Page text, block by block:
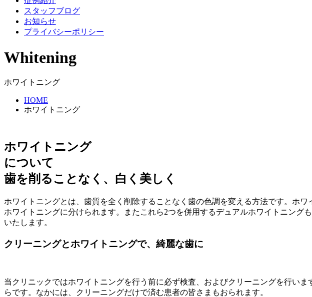
スタッフブログ
お知らせ
プライバシーポリシー
Whitening
ホワイトニング
HOME
ホワイトニング
ホワイトニング
について
歯を削ることなく、白く美しく
ホワイトニングとは、歯質を全く削除することなく歯の色調を変える方法です。ホ
ホワイトニングに分けられます。またこれら2つを併用するデュアルホワイトニン
いたします。
クリーニングとホワイトニングで、綺麗な歯に
当クリニックではホワイトニングを行う前に必ず検査、およびクリーニングを行い
らです。なかには、クリーニングだけで済む患者の皆さまもおられます。